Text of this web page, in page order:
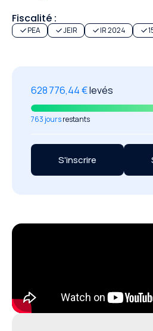
Fiscalité :
PEA JEIR IR 2024
628 776,44 €levés
763 joursrestants
S'inscrire